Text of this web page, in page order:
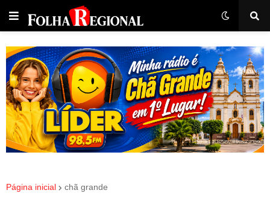
Página inicial chã grande